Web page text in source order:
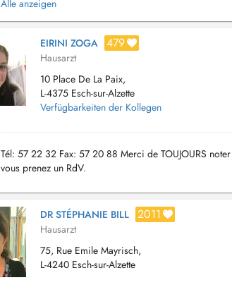
Alle anzeigen
EIRINI ZOGA 479
Hausarzt
10 Place De La Paix,
L-4375 Esch-sur-Alzette
Verfügbarkeiten der Kollegen
Tél: 57 22 32 Fax: 57 20 88 Merci de TOUJOURS
vous prenez un RdV.
DR STÉPHANIE BILL 2011
Hausarzt
75, Rue Emile Mayrisch,
L-4240 Esch-sur-Alzette